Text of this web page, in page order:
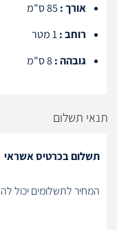
אורך :
רוחב :
גובהה :
תנאי תשלום
תשלום בכרטיס אשראי
המחיר לתשלומים יכול